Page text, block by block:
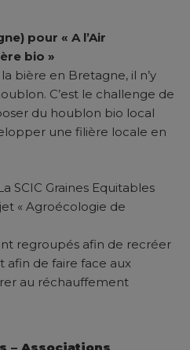
pour « A l’Air
bio »
bière en Bretagne, il n’y
C’est le challenge de
du houblon bio local
une filière locale en
SCIC Graines Equitables
« Agroécologie de
regroupés afin de recréer
afin de faire face aux
au réchauffement